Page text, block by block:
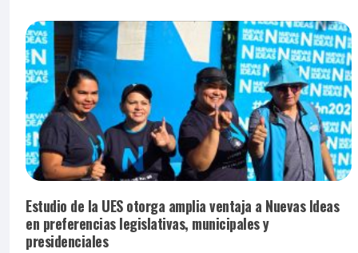
Estudio de la UES otorga amplia ventaja a Nuevas Ideas
en preferencias legislativas, municipales y
presidenciales